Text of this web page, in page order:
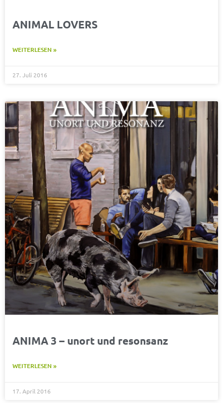
ANIMAL LOVERS
WEITERLESEN »
27. Juli 2016
ANIMA 3 – unort und resonsanz
WEITERLESEN »
17. April 2016